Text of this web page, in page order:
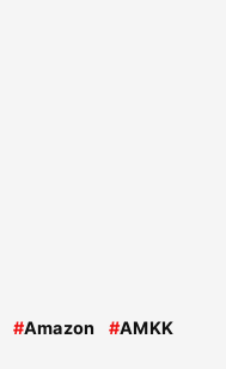
#Amazon #AMKK